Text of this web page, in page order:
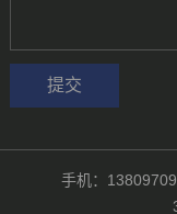
手机：